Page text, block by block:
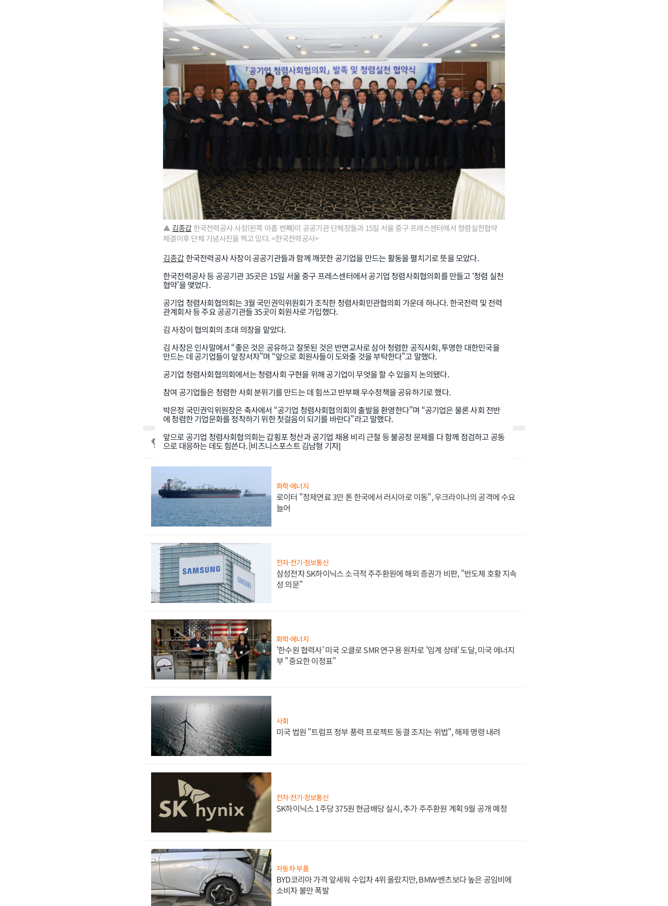
▲김종갑한국전력공사 사장(왼쪽 아홉 번째)이 공공기관 단체장들과 15일 서울 중구 프레스센터에서 청렴실천협약
체결이후 단체 기념사진을 찍고 있다. <한국전력공사>
김종갑한국전력공사 사장이 공공기관들과 함께 깨끗한 공기업을 만드는 활동을 펼치기로 뜻을 모았다.
한국전력공사 등 공공기관 35곳은 15일 서울 중구 프레스센터에서 공기업 청렴사회협의회를 만들고 ‘청렴 실천
협약’을 맺었다.
공기업 청렴사회협의회는 3월 국민권익위원회가 조직한 청렴사회민관협의회 가운데 하나다. 한국전력 및 전력
관계회사 등 주요 공공기관들 35곳이 회원사로 가입했다.
김 사장이 협의회의 초대 의장을 맡았다.
김 사장은 인사말에서 “좋은 것은 공유하고 잘못된 것은 반면교사로 삼아 청렴한 공직사회, 투명한 대한민국을
만드는 데 공기업들이 앞장서자”며 “앞으로 회원사들이 도와줄 것을 부탁한다”고 말했다.
공기업 청렴사회협의회에서는 청렴사회 구현을 위해 공기업이 무엇을 할 수 있을지 논의됐다.
참여 공기업들은 청렴한 사회 분위기를 만드는 데 힘쓰고 반부패 우수정책을 공유하기로 했다.
박은정 국민권익위원장은 축사에서 “공기업 청렴사회협의회의 출발을 환영한다”며 “공기업은 물론 사회 전반
에 청렴한 기업문화를 정착하기 위한 첫걸음이 되기를 바란다”라고 말했다.
앞으로 공기업 청렴사회협의회는 갑횡포 청산과 공기업 채용 비리 근절 등 불공정 문제를 다 함께 점검하고 공동
으로 대응하는 데도 힘쓴다. [비즈니스포스트 김남형 기자]
인기기사
화학·에너지
로이터 "정제연료 3만 톤 한국에서 러시아로 이동", 우크라이나의 공격에 수요
늘어
전자·전기·정보통신
삼성전자 SK하이닉스 소극적 주주환원에 해외 증권가 비판, "반도체 호황 지속
성 의문"
화학·에너지
'한수원 협력사' 미국 오클로 SMR 연구용 원자로 '임계 상태' 도달, 미국 에너지
부 "중요한 이정표"
사회
미국 법원 "트럼프 정부 풍력 프로젝트 동결 조치는 위법", 해제 명령 내려
전자·전기·정보통신
SK하이닉스 1주당 375원 현금배당 실시, 추가 주주환원 계획 9월 공개 예정
자동차·부품
BYD코리아 가격 앞세워 수입차 4위 올랐지만, BMW·벤츠보다 높은 공임비에
소비자 불만 폭발